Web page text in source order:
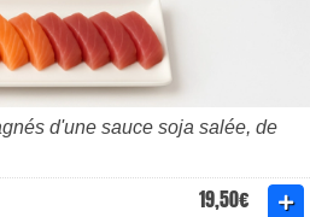
d'une sauce soja salée, de
19,50€